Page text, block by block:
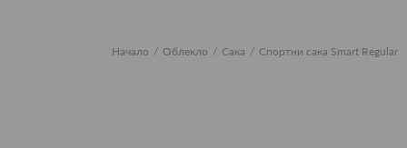
Начало Облекло Сака Спортни сака Smart Regular